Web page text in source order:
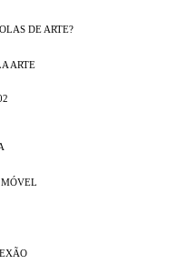
DE ARTE?
ARTE
MÓVEL